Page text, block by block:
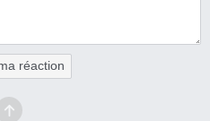
réaction